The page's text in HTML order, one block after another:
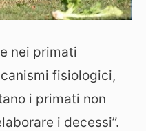
nei primati
fisiologici,
i primati non
i decessi”.